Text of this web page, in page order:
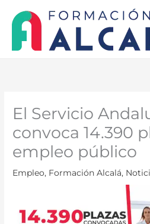
El Servicio
convoca 14.390
empleo público
Empleo, Formación Alcalá,